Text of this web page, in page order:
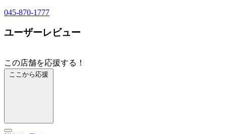
045-870-1777
ユーザーレビュー
この店舗を応援する！
ここから応援